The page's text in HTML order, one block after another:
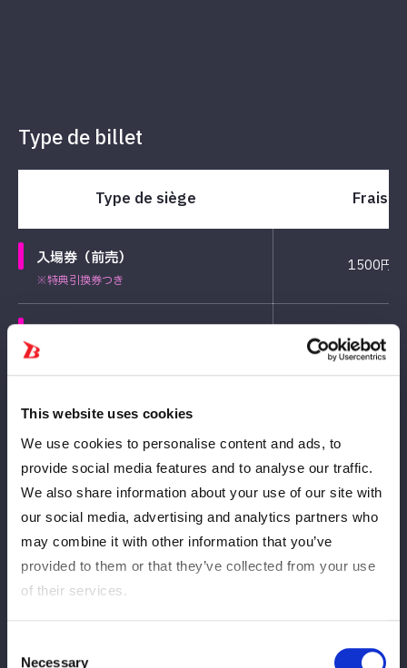
This website uses cookies
We use cookies to personalise content and ads, to
provide social media features and to analyse our traffic.
We also share information about your use of our site with
our social media, advertising and analytics partners who
may combine it with other information that you’ve
provided to them or that they’ve collected from your use
of their services.
Necessary
Type de billet
Type de siège Frais
入場券（前売）
※特典引換券つき
1500円
※特典引換券つき
2300円
Calendrier des ventes
各日程当日券の販売は会場のみ。＋800円となります。
Type de billet
Date et heure de
sortie
12:00